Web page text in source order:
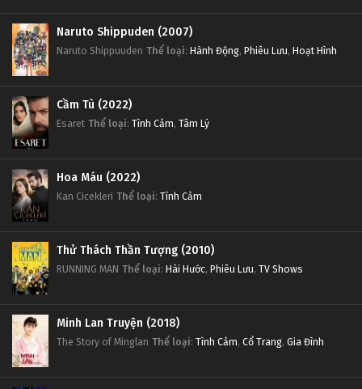
Naruto Shippuden (2007)
Naruto Shippuuden Thể loại: Hành Động, Phiêu Lưu, Hoạt Hình
Cầm Tù (2022)
Esaret Thể loại: Tình Cảm, Tâm Lý
Hoa Máu (2022)
Kan Cicekleri Thể loại: Tình Cảm
Thử Thách Thần Tượng (2010)
RUNNING MAN Thể loại: Hài Hước, Phiêu Lưu, TV Shows
Minh Lan Truyện (2018)
The Story of Minglan Thể loại: Tình Cảm, Cổ Trang, Gia Đình